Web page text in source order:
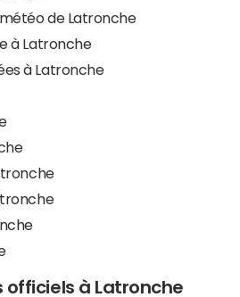
de Latronche
à Latronche
à Latronche
officiels à Latronche